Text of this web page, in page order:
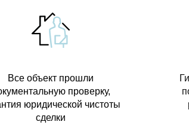
Все объект прошли
проверку,
юридической чистоты
сделки